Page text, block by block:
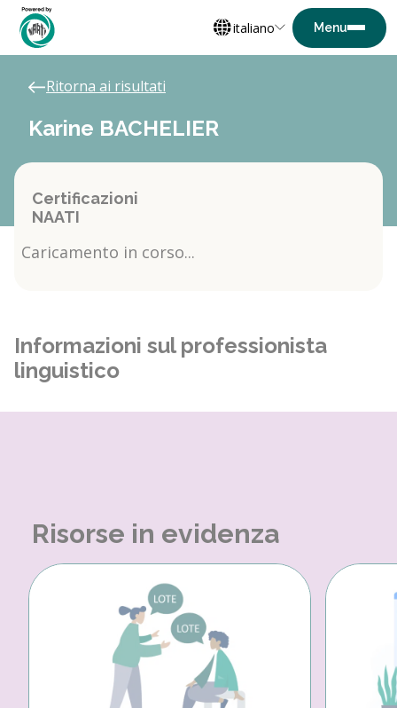
italiano
Ritorna ai risultati
Karine BACHELIER
Certificazioni
NAATI
Caricamento in corso...
Informazioni sul professionista
linguistico
Risorse in evidenza